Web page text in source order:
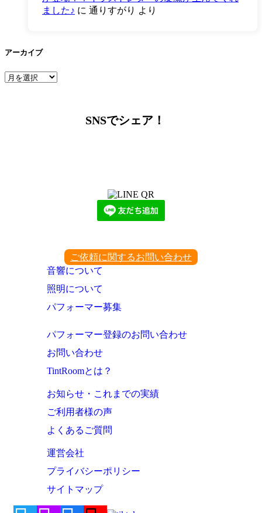
ました♪ に 通りすがり より
アーカイブ
ア
SNSでシェア！
ご依頼に関するお問い合わせ
音響について
照明について
パフォーマー募集
パフォーマー登録のお問い合わせ
お問い合わせ
TintRoomとは？
お知らせ・これまでの実績
ご利用者様の声
よくあるご質問
運営会社
プライバシーポリシー
サイトマップ